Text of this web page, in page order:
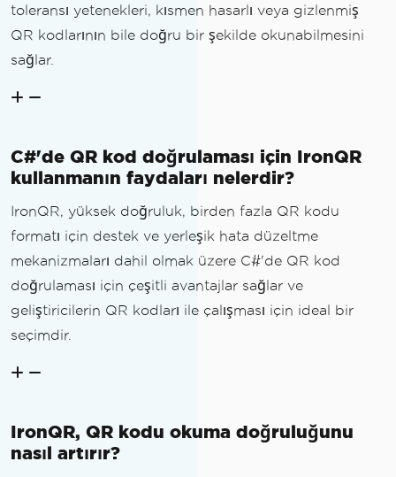
toleransı yetenekleri, kısmen hasarlı veya gizlenmiş
QR kodlarının bile doğru bir şekilde okunabilmesini
sağlar.
C#'de QR kod doğrulaması için IronQR
kullanmanın faydaları nelerdir?
IronQR, yüksek doğruluk, birden fazla QR kodu
formatı için destek ve yerleşik hata düzeltme
mekanizmaları dahil olmak üzere C#'de QR kod
doğrulaması için çeşitli avantajlar sağlar ve
geliştiricilerin QR kodları ile çalışması için ideal bir
seçimdir.
IronQR, QR kodu okuma doğruluğunu
nasıl artırır?